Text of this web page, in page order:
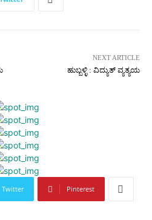
NEXT ARTICLE
ಹುಬ್ಬಳ್ಳಿ : ವಿದ್ಯುತ್ ವ್ಯತ್ಯಯ
Twitter Pinterest